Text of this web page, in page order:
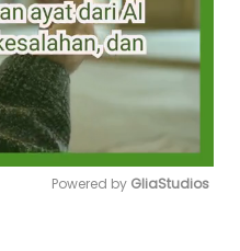
Powered by GliaStudios